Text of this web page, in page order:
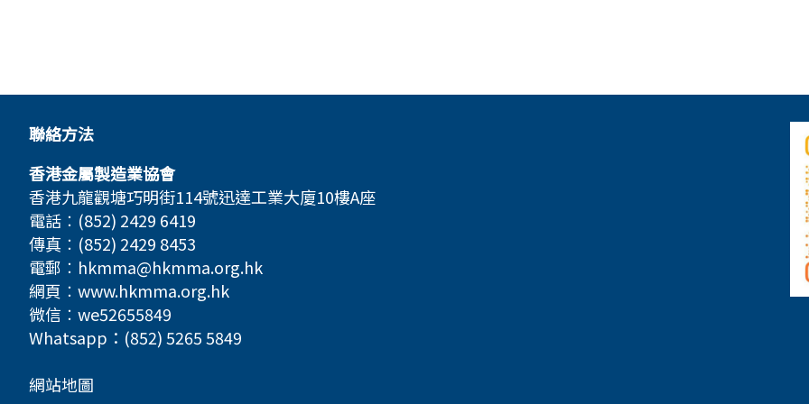
聯絡方法
香港金屬製造業協會
香港九龍觀塘巧明街114號迅達工業大廈10樓A座
電話︰(852) 2429 6419
傳真︰(852) 2429 8453
電郵︰ hkmma@hkmma.org.hk
網頁︰ www.hkmma.org.hk
微信︰we52655849
Whatsapp：(852) 5265 5849
網站地圖